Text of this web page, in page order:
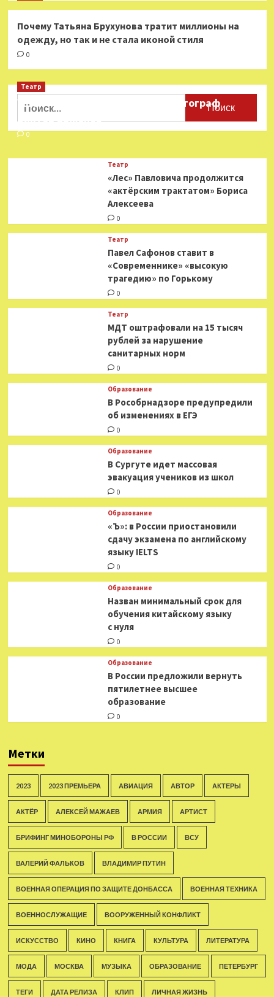
Почему Татьяна Брухунова тратит миллионы на
одежду, но так и не стала иконой стиля
0
Найти:
Театр
Ушёл из жизни театральный фотограф
Виктор Баженов
0
Театр
«Лес» Павловича продолжится
«актёрским трактатом» Бориса
Алексеева
0
Театр
Павел Сафонов ставит в
«Современнике» «высокую
трагедию» по Горькому
0
Театр
МДТ оштрафовали на 15 тысяч
рублей за нарушение
санитарных норм
0
Образование
В Рособрнадзоре предупредили
об изменениях в ЕГЭ
0
Образование
В Сургуте идет массовая
эвакуация учеников из школ
0
Образование
«Ъ»: в России приостановили
сдачу экзамена по английскому
языку IELTS
0
Образование
Назван минимальный срок для
обучения китайскому языку
с нуля
0
Образование
В России предложили вернуть
пятилетнее высшее
образование
0
Метки
2023 2023 ПРЕМЬЕРА АВИАЦИЯ АВТОР АКТЕРЫ
АКТЁР АЛЕКСЕЙ МАЖАЕВ АРМИЯ АРТИСТ
БРИФИНГ МИНОБОРОНЫ РФ В РОССИИ ВСУ
ВАЛЕРИЙ ФАЛЬКОВ ВЛАДИМИР ПУТИН
ВОЕННАЯ ОПЕРАЦИЯ ПО ЗАЩИТЕ ДОНБАССА ВОЕННАЯ ТЕХНИКА
ВОЕННОСЛУЖАЩИЕ ВООРУЖЕННЫЙ КОНФЛИКТ
ИСКУССТВО КИНО КНИГА КУЛЬТУРА ЛИТЕРАТУРА
МОДА МОСКВА МУЗЫКА ОБРАЗОВАНИЕ ПЕТЕРБУРГ
ТЕГИ ДАТА РЕЛИЗА КЛИП ЛИЧНАЯ ЖИЗНЬ